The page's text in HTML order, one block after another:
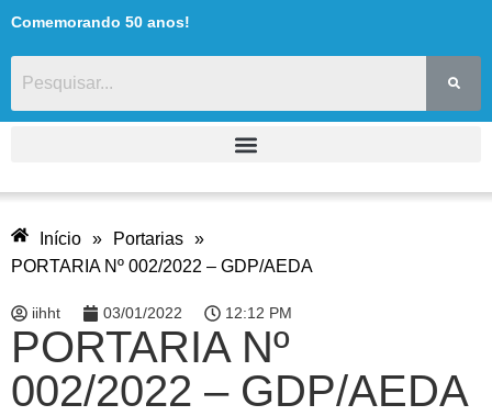
Comemorando 50 anos!
Início » Portarias »
PORTARIA Nº 002/2022 – GDP/AEDA
iihht 03/01/2022 12:12 PM
PORTARIA Nº
002/2022 – GDP/AEDA